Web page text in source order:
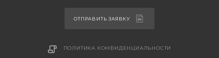
ОТПРАВИТЬ ЗАЯВКУ
ПОЛИТИКА КОНФИДЕНЦИАЛЬНОСТИ